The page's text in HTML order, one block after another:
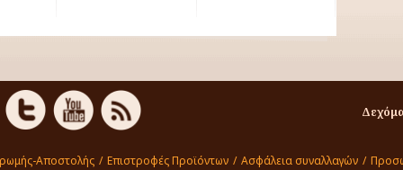
Αποστολής / Επιστροφές Προϊόντων / Ασφάλεια συναλλαγών /